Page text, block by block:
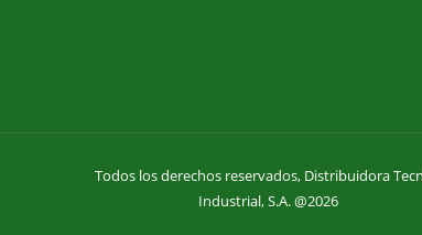
Todos los derechos reservados, Distribuidora
Industrial, S.A. @2026